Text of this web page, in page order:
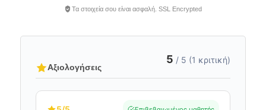
Τα στοιχεία σου είναι ασφαλή. SSL Encrypted
Αξιολογήσεις
5 / 5 (1 κριτική)